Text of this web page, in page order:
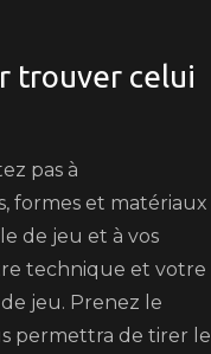
trouver celui
pas à
formes et matériaux
de jeu et à vos
technique et votre
jeu. Prenez le
permettra de tirer le